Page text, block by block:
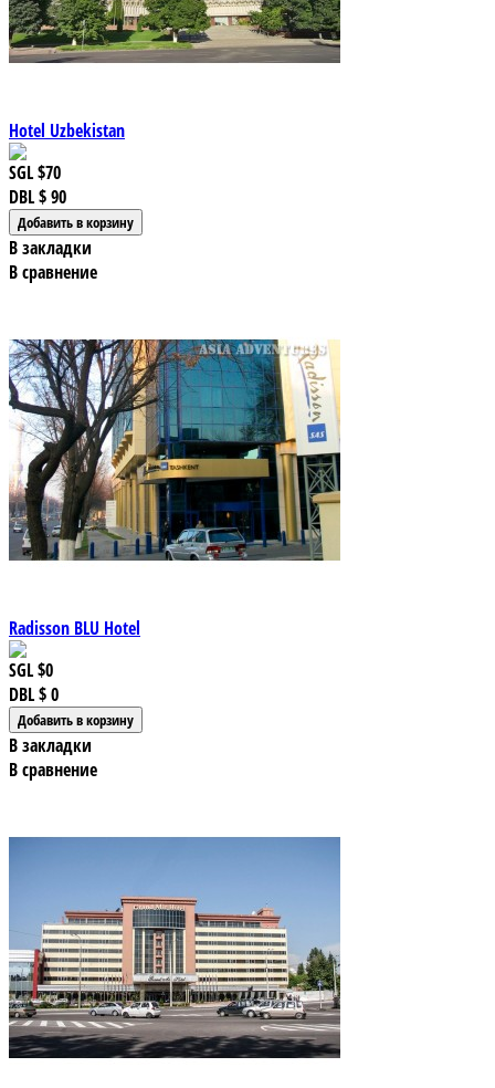
Hotel Uzbekistan
SGL$70
DBL$ 90
В закладки
В сравнение
Radisson BLU Hotel
SGL$0
DBL$ 0
В закладки
В сравнение